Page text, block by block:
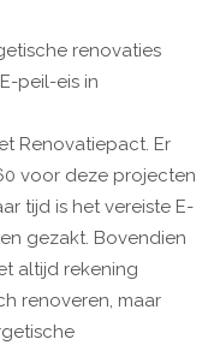
renovaties
peil-eis in
Renovatiepact. Er
voor deze projecten
tijd is het vereiste E-
gezakt. Bovendien
altijd rekening
renoveren, maar